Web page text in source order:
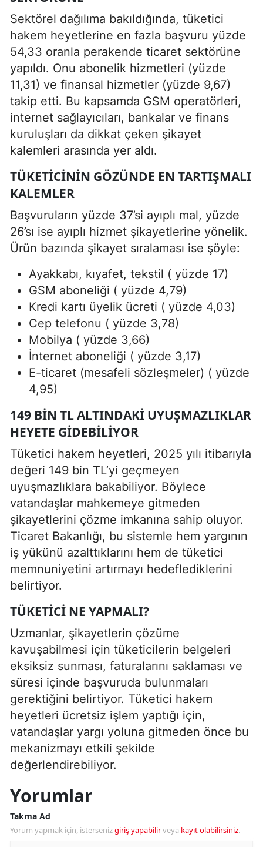
Sektörel dağılıma bakıldığında, tüketici
hakem heyetlerine en fazla başvuru yüzde
54,33 oranla perakende ticaret sektörüne
yapıldı. Onu abonelik hizmetleri (yüzde
11,31) ve finansal hizmetler (yüzde 9,67)
takip etti. Bu kapsamda GSM operatörleri,
internet sağlayıcıları, bankalar ve finans
kuruluşları da dikkat çeken şikayet
kalemleri arasında yer aldı.
TÜKETICININ GÖZÜNDE EN TARTIŞMALI
KALEMLER
Başvuruların yüzde 37’si ayıplı mal, yüzde
26’sı ise ayıplı hizmet şikayetlerine yönelik.
Ürün bazında şikayet sıralaması ise şöyle:
Ayakkabı, kıyafet, tekstil ( yüzde 17)
GSM aboneliği ( yüzde 4,79)
Kredi kartı üyelik ücreti ( yüzde 4,03)
Cep telefonu ( yüzde 3,78)
Mobilya ( yüzde 3,66)
İnternet aboneliği ( yüzde 3,17)
E-ticaret (mesafeli sözleşmeler) ( yüzde
4,95)
149 BIN TL ALTINDAKI UYUŞMAZLIKLAR
HEYETE GIDEBILIYOR
Tüketici hakem heyetleri, 2025 yılı itibarıyla
değeri 149 bin TL’yi geçmeyen
uyuşmazlıklara bakabiliyor. Böylece
vatandaşlar mahkemeye gitmeden
şikayetlerini çözme imkanına sahip oluyor.
Ticaret Bakanlığı, bu sistemle hem yargının
iş yükünü azalttıklarını hem de tüketici
memnuniyetini artırmayı hedeflediklerini
belirtiyor.
TÜKETICI NE YAPMALI?
Uzmanlar, şikayetlerin çözüme
kavuşabilmesi için tüketicilerin belgeleri
eksiksiz sunması, faturalarını saklaması ve
süresi içinde başvuruda bulunmaları
gerektiğini belirtiyor. Tüketici hakem
heyetleri ücretsiz işlem yaptığı için,
vatandaşlar yargı yoluna gitmeden önce bu
mekanizmayı etkili şekilde
değerlendirebiliyor.
Yorumlar
Takma Ad
Yorum yapmak için, istersenizgiriş yapabilirveya kayıt olabilirsiniz.